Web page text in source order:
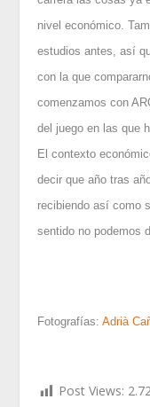
nivel económico.
estudios antes, así
con la que
comenzamos con
del juego en las que
El contexto
decir que año tras
recibiendo así como
sentido no podemos
Fotografías:Adrià
Post Views: